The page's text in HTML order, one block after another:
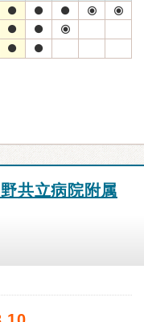
共立病院附属